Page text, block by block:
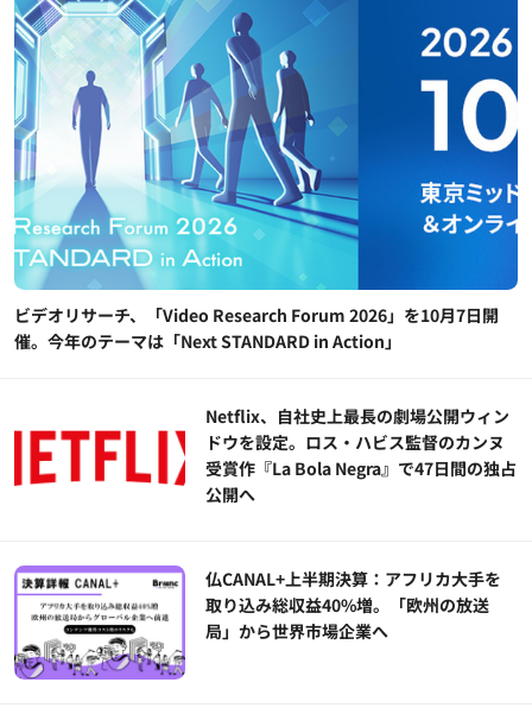
ビデオリサーチ、「Video Research Forum 2026」を10月7日開
催。今年のテーマは「Next STANDARD in Action」
Netflix、自社史上最長の劇場公開ウィン
ドウを設定。ロス・ハビス監督のカンヌ
受賞作『La Bola Negra』で47日間の独占
公開へ
仏CANAL+上半期決算：アフリカ大手を
取り込み総収益40%増。「欧州の放送
局」から世界市場企業へ